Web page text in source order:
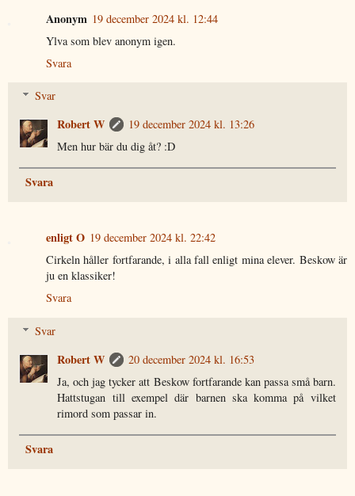
Anonym 19 december 2024 kl. 12:44
Ylva som blev anonym igen.
Svara
Svar
Robert W
19 december 2024 kl. 13:26
Men hur bär du dig åt? :D
Svara
enligt O 19 december 2024 kl. 22:42
Cirkeln håller fortfarande, i alla fall enligt mina elever. Beskow är
ju en klassiker!
Svara
Svar
Robert W
20 december 2024 kl. 16:53
Ja, och jag tycker att Beskow fortfarande kan passa små barn.
Hattstugan till exempel där barnen ska komma på vilket
rimord som passar in.
Svara